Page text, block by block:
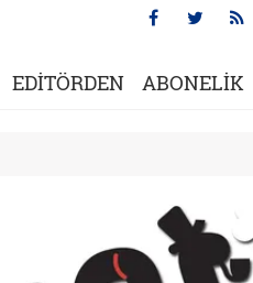
EDİTÖRDEN ABONELİK